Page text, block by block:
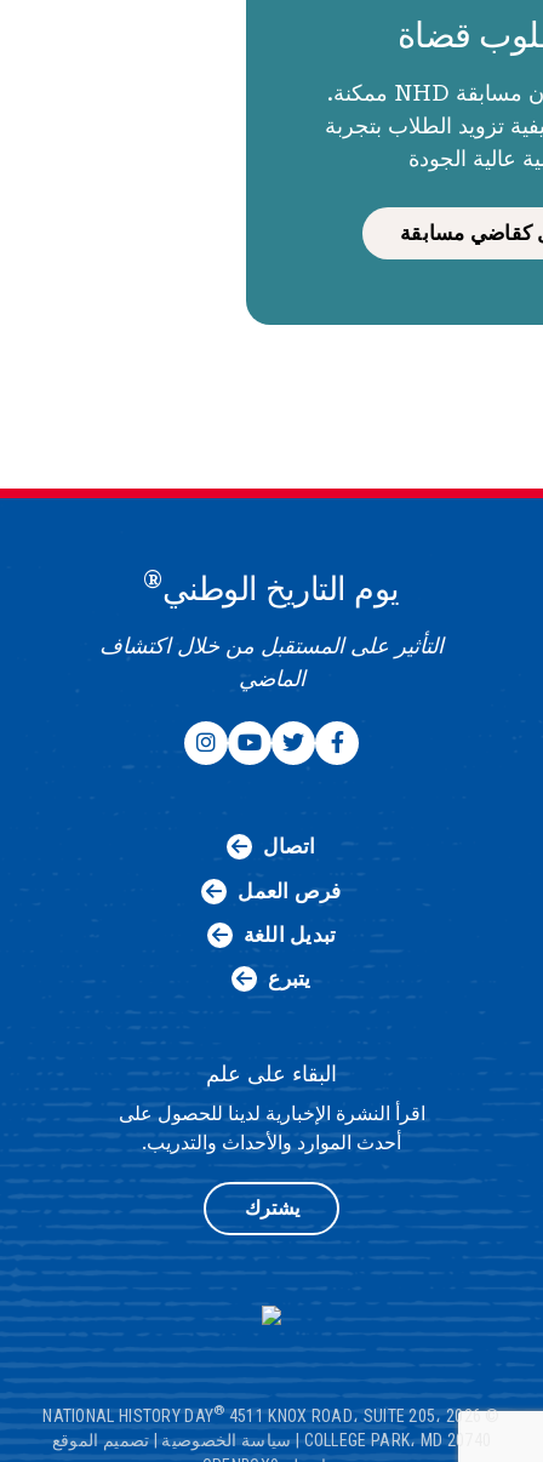
قضاة
الحكام يجعلون مسابقة NHD ممكنة.
تزويد الطلاب بتجربة
عالية الجودة
مسابقة
يوم التاريخ الوطني®
التأثير على المستقبل من خلال اكتشاف
الماضي
اتصال
فرص العمل
تبديل اللغة
يتبرع
البقاء على علم
اقرأ النشرة الإخبارية لدينا للحصول على
أحدث الموارد والأحداث والتدريب.
يشترك
© 2026 NATIONAL HISTORY DAY
® 4511 KNOX ROAD، SUITE 205،
COLLEGE PARK، MD 20740|سياسة الخصوصية|تصميم الموقع